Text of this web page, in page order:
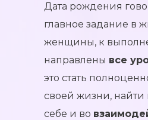
Дата рождения
главное задание в
женщины, к
направлены все
это стать
своей жизни,
себе и во